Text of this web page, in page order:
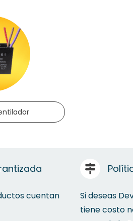
cuentan
Si deseas
tiene costo